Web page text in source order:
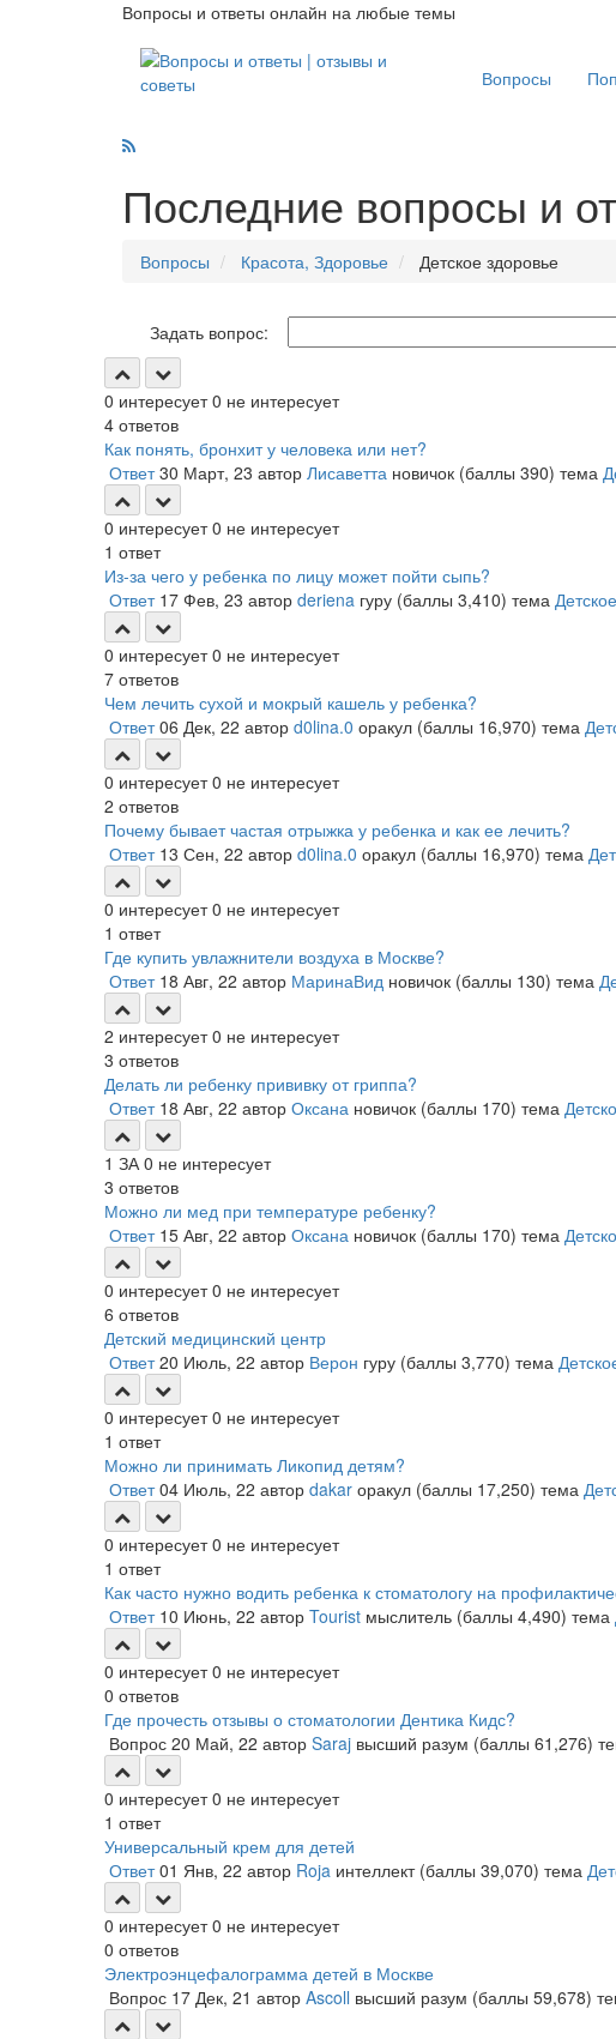
Вопросы и ответы онлайн на любые темы
Вопросы
Последние вопросы и
Вопросы Красота, Здоровье Детское здоровье
Задать вопрос:
0 интересует 0 не интересует
4 ответов
Как понять, бронхит у человека или нет?
Ответ 30 Март, 23 автор Лисаветта новичок (баллы 390) тема
0 интересует 0 не интересует
1 ответ
Из-за чего у ребенка по лицу может пойти сыпь?
Ответ 17 Фев, 23 автор deriena гуру (баллы 3,410) тема
0 интересует 0 не интересует
7 ответов
Чем лечить сухой и мокрый кашель у ребенка?
Ответ 06 Дек, 22 автор d0lina.0 оракул (баллы 16,970) тема
0 интересует 0 не интересует
2 ответов
Почему бывает частая отрыжка у ребенка и как ее лечить?
Ответ 13 Сен, 22 автор d0lina.0 оракул (баллы 16,970) тема
0 интересует 0 не интересует
1 ответ
Где купить увлажнители воздуха в Москве?
Ответ 18 Авг, 22 автор МаринаВид новичок (баллы 130) тема
2 интересует 0 не интересует
3 ответов
Делать ли ребенку прививку от гриппа?
Ответ 18 Авг, 22 автор Оксана новичок (баллы 170) тема
1 ЗА 0 не интересует
3 ответов
Можно ли мед при температуре ребенку?
Ответ 15 Авг, 22 автор Оксана новичок (баллы 170) тема
0 интересует 0 не интересует
6 ответов
Детский медицинский центр
Ответ 20 Июль, 22 автор Верон гуру (баллы 3,770) тема
0 интересует 0 не интересует
1 ответ
Можно ли принимать Ликопид детям?
Ответ 04 Июль, 22 автор dakar оракул (баллы 17,250) тема
0 интересует 0 не интересует
1 ответ
Как часто нужно водить ребенка к стоматологу на
Ответ 10 Июнь, 22 автор Tourist мыслитель (баллы 4,490) тема
0 интересует 0 не интересует
0 ответов
Где прочесть отзывы о стоматологии Дентика Кидс?
Вопрос 20 Май, 22 автор Saraj высший разум (баллы 61,276)
0 интересует 0 не интересует
1 ответ
Универсальный крем для детей
Ответ 01 Янв, 22 автор Roja интеллект (баллы 39,070) тема
0 интересует 0 не интересует
0 ответов
Электроэнцефалограмма детей в Москве
Вопрос 17 Дек, 21 автор Ascoll высший разум (баллы 59,678)